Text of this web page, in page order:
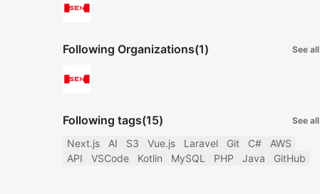
Following Organizations(1) See all
Following tags(15) See all
Next.js AI S3 Vue.js Laravel Git C#
AWS
API
VSCode Kotlin MySQL PHP Java GitHub